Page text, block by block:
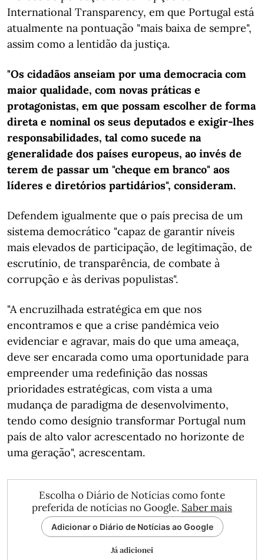
International Transparency, em que Portugal está
atualmente na pontuação "mais baixa de sempre",
assim como a lentidão da justiça.
"Os cidadãos anseiam por uma democracia com
maior qualidade, com novas práticas e
protagonistas, em que possam escolher de forma
direta e nominal os seus deputados e exigir-lhes
responsabilidades, tal como sucede na
generalidade dos países europeus, ao invés de
terem de passar um "cheque em branco" aos
líderes e diretórios partidários", consideram.
Defendem igualmente que o país precisa de um
sistema democrático "capaz de garantir níveis
mais elevados de participação, de legitimação, de
escrutínio, de transparência, de combate à
corrupção e às derivas populistas".
"A encruzilhada estratégica em que nos
encontramos e que a crise pandémica veio
evidenciar e agravar, mais do que uma ameaça,
deve ser encarada como uma oportunidade para
empreender uma redefinição das nossas
prioridades estratégicas, com vista a uma
mudança de paradigma de desenvolvimento,
tendo como desígnio transformar Portugal num
país de alto valor acrescentado no horizonte de
uma geração", acrescentam.
Escolha o Diário de Notícias como fonte
preferida de notícias no Google. Saber mais
Adicionar o Diário de Notícias ao Google
Já adicionei